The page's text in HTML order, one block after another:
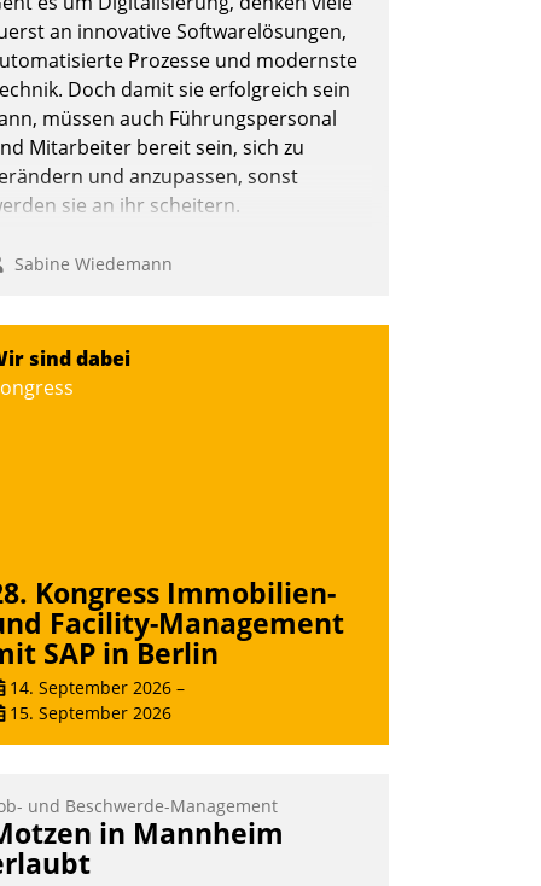
Nadja Hußmann
an innovative Softwarelösungen,
Prozesse und modernste
Doch damit sie erfolgreich sein
müssen auch Führungspersonal
Mitarbeiter bereit sein, sich zu
und anzupassen, sonst
sie an ihr scheitern.
Sabine Wiedemann
sind dabei
Kongress Immobilien-
Facility-Management
SAP in Berlin
14. September 2026 –
15. September 2026
und Beschwerde-Management
in Mannheim